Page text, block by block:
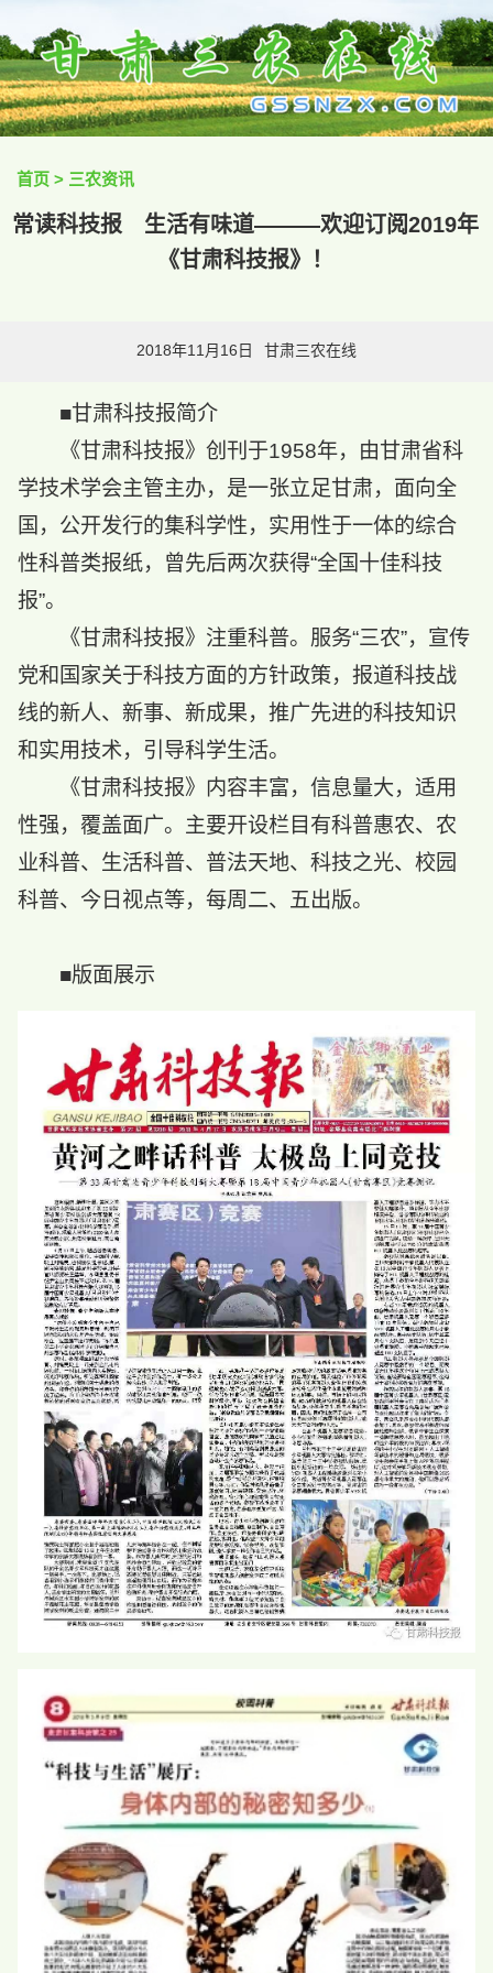
首页 > 三农资讯
常读科技报 生活有味道———欢迎订阅2019年
《甘肃科技报》！
2018年11月16日 甘肃三农在线
■甘肃科技报简介
《甘肃科技报》创刊于1958年，由甘肃省科
学技术学会主管主办，是一张立足甘肃，面向全
国，公开发行的集科学性，实用性于一体的综合
性科普类报纸，曾先后两次获得“全国十佳科技
报”。
《甘肃科技报》注重科普。服务“三农”，宣传
党和国家关于科技方面的方针政策，报道科技战
线的新人、新事、新成果，推广先进的科技知识
和实用技术，引导科学生活。
《甘肃科技报》内容丰富，信息量大，适用
性强，覆盖面广。主要开设栏目有科普惠农、农
业科普、生活科普、普法天地、科技之光、校园
科普、今日视点等，每周二、五出版。
■版面展示